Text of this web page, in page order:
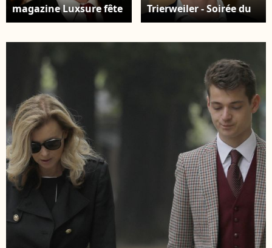
magazine Luxsure fête
ses 10 ans dans les
mars 2018.
Trierweiler - Soirée du
Finland Trophy (raid
de Finlande, à Paris,
France. © Pierre
Perusseau/Bestimage